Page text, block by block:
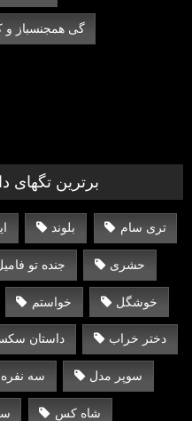
گی همجنسباز و
برترین تگهای
بلوند تری سام
جنده تو حشری
خواستم خوشگل
داستان دختر خراب
سه نفره سوپر مدل
شاه کس